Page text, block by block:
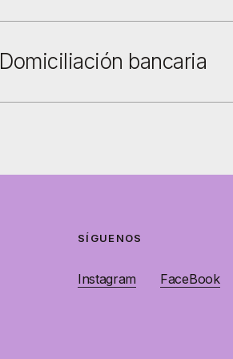
Domiciliación bancaria
SÍGUENOS
Instagram FaceBook